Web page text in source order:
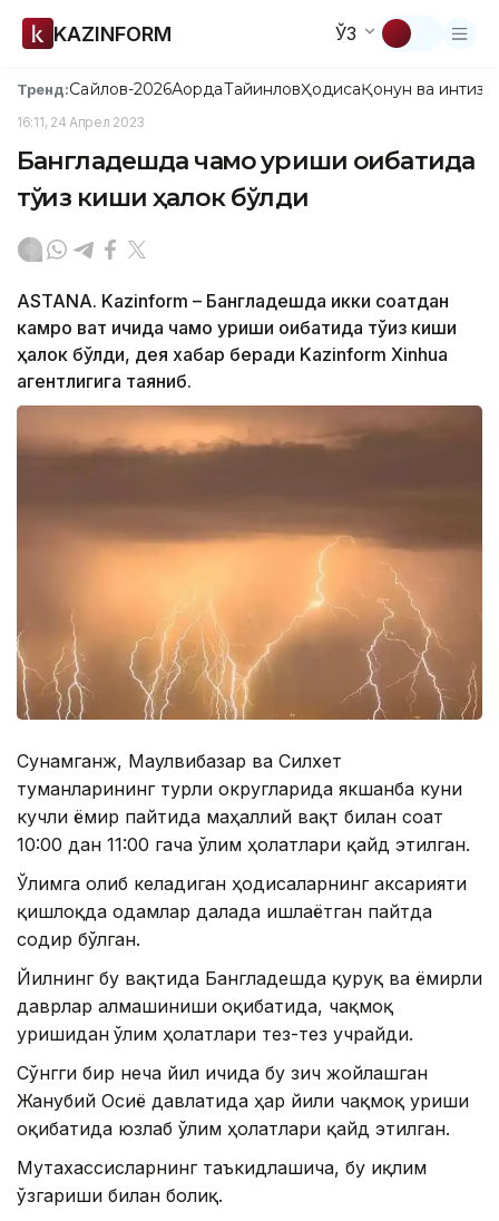
KAZINFORM ЎЗ
Тренд:Сайлов-2026АқордаТайинловҲодисаҚонун ва
16:11, 24 Апрел 2023
Бангладешда чақмоқ уриши оқибатида
тўққиз киши ҳалок бўлди
ASTANA. Kazinform – Бангладешда икки соатдан
камроқ вақт ичида чақмоқ уриши оқибатида тўққиз киши
ҳалок бўлди, дея хабар беради Kazinform Xinhua
агентлигига таяниб.
Сунамганж, Маулвибазар ва Силхет
туманларининг турли округларида якшанба куни
кучли ёмғир пайтида маҳаллий вақт билан соат
10:00 дан 11:00 гача ўлим ҳолатлари қайд этилган.
Ўлимга олиб келадиган ҳодисаларнинг аксарияти
қишлоқда одамлар далада ишлаётган пайтда
содир бўлган.
Йилнинг бу вақтида Бангладешда қуруқ ва ёмғирли
даврлар алмашиниши оқибатида, чақмоқ
уришидан ўлим ҳолатлари тез-тез учрайди.
Сўнгги бир неча йил ичида бу зич жойлашган
Жанубий Осиё давлатида ҳар йили чақмоқ уриши
оқибатида юзлаб ўлим ҳолатлари қайд этилган.
Мутахассисларнинг таъкидлашича, бу иқлим
ўзгариши билан боғлиқ.